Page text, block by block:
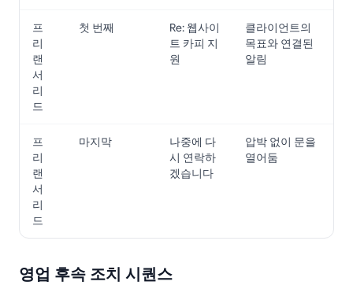
프
리
랜
서
리
드
첫 번째
Re: 웹사이
트 카피 지
원
클라이언트의
목표와 연결된
알림
프
리
랜
서
리
드
마지막
나중에 다
시 연락하
겠습니다
압박 없이 문을
열어둠
영업 후속 조치 시퀀스